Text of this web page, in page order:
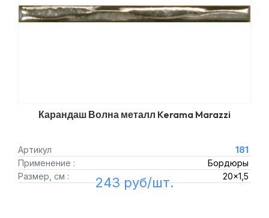
Карандаш Волна металл Kerama Marazzi
Артикул
181
Применение :
Бордюры
Размер, см :
20x1,5
243 руб/шт.